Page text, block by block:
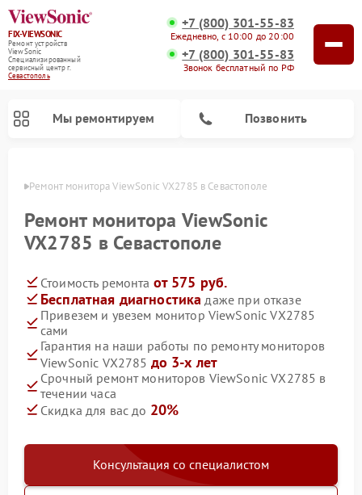
FIX-VIEWSONIC
Ремонт устройств
ViewSonic
Специализированный
cервисный центр г.
Севастополь
+7 (800) 301-55-83
Ежедневно, с 10:00 до 20:00
+7 (800) 301-55-83
Звонок бесплатный по РФ
Мы ремонтируем Позвонить
Ремонт монитора ViewSonic VX2785 в Севастополе
Ремонт монитора ViewSonic
VX2785 в Севастополе
Стоимость ремонта от 575 руб.
Бесплатная диагностика даже при отказе
Привезем и увезем монитор ViewSonic VX2785
сами
Гарантия на наши работы по ремонту мониторов
ViewSonic VX2785 до 3-х лет
Срочный ремонт мониторов ViewSonic VX2785 в
течении часа
Скидка для вас до 20%
Консультация со специалистом